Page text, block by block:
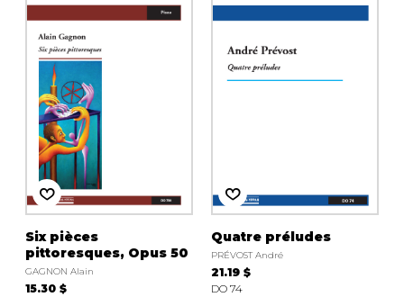
Six pièces
pittoresques, Opus 50
GAGNON Alain
15.30 $
Quatre préludes
PRÉVOST André
21.19 $
DO 74